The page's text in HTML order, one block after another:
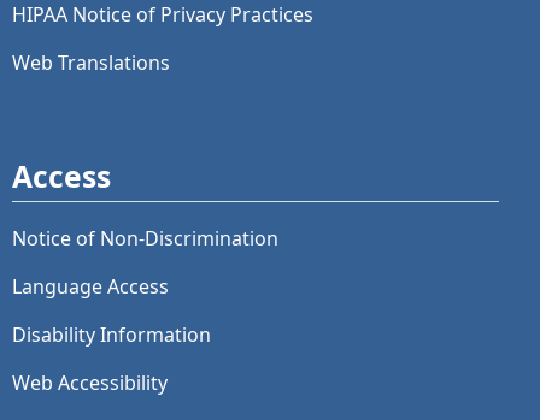
HIPAA Notice of Privacy Practices
Web Translations
Access
Notice of Non-Discrimination
Language Access
Disability Information
Web Accessibility